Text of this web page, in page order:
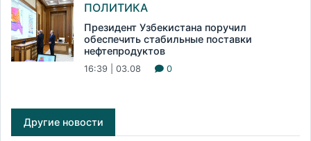
ПОЛИТИКА
Президент Узбекистана поручил
обеспечить стабильные поставки
нефтепродуктов
16:39 | 03.08 0
Другие новости